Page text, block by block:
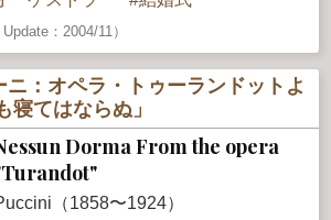
：2004/11）
ニ：オペラ・トゥーランドットよ
寝てはならぬ」
Dorma From the opera
（1858〜1924）